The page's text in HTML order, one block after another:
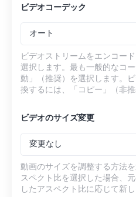
ビデオコーデック
オート
ビデオストリームをエンコー
選択します。最も一般的なコ
動」（推奨）を選択します。
換するには、「コピー」（非推
ビデオのサイズ変更
変更なし
動画のサイズを調整する方法
スペクト比を選択した場合、
したアスペクト比に応じて新